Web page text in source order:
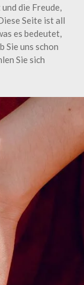
die Freude,
Seite ist all
es bedeutet,
Sie uns schon
Sie sich